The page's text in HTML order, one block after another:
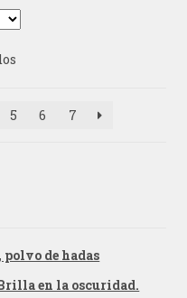
5 6 7
de hadas
en la oscuridad.